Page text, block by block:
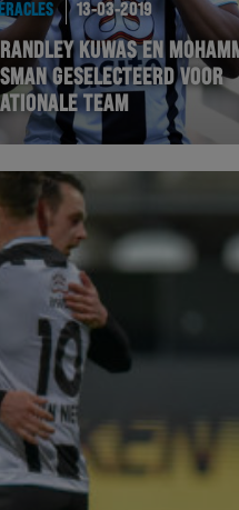
13-03-2019
KUWAS EN
GESELECTEERD VOOR
TEAM